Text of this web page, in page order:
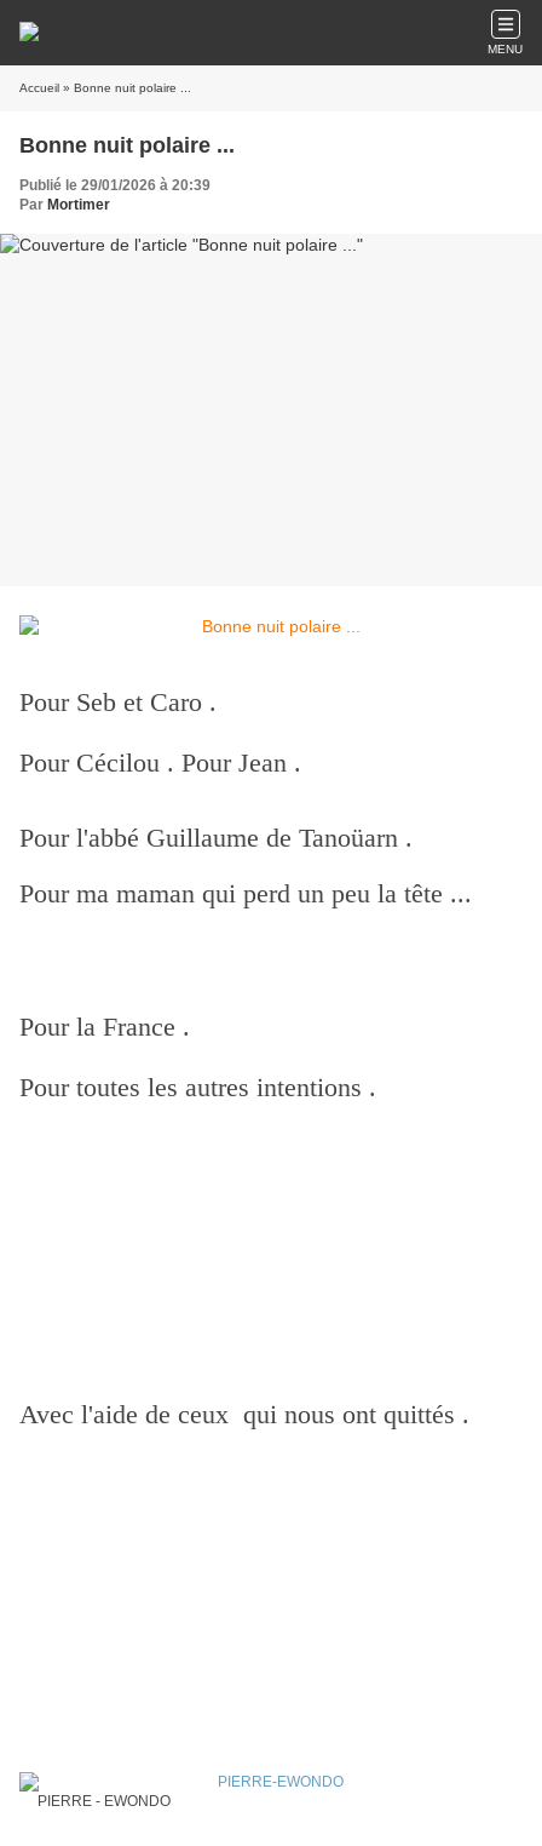
MENU
Accueil » Bonne nuit polaire ...
Bonne nuit polaire ...
Publié le 29/01/2026 à 20:39
Par Mortimer
Pour Seb et Caro .
Pour Cécilou . Pour Jean .
Pour l'abbé Guillaume de Tanoüarn .
Pour ma maman qui perd un peu la tête ...
Pour la France .
Pour toutes les autres intentions .
Avec l'aide de ceux qui nous ont quittés .
PIERRE - EWONDO